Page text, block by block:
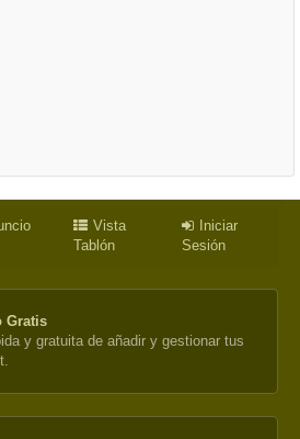
Vista
Tablón
Iniciar
Sesión
Gratis
y gratuita de añadir y gestionar tus